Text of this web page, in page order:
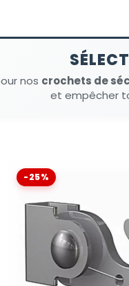
nos crochets de
et empêcher
-25%